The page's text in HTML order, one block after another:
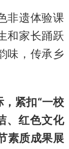
非遗体验课
和家长踊跃
味，传承乡
，紧扣“一校
、红色文化
素质成果展